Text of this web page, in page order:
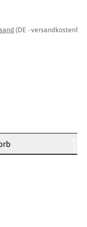
von 5 Sternen
(DE - versandkostenfrei